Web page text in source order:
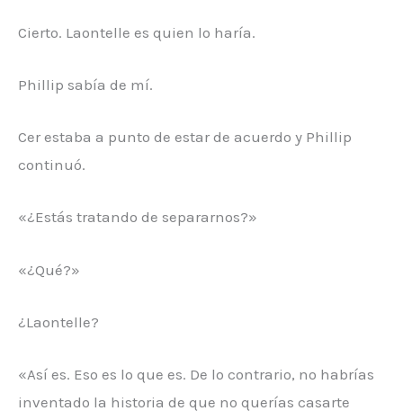
Cierto. Laontelle es quien lo haría.
Phillip sabía de mí.
Cer estaba a punto de estar de acuerdo y Phillip
continuó.
«¿Estás tratando de separarnos?»
«¿Qué?»
¿Laontelle?
«Así es. Eso es lo que es. De lo contrario, no habrías
inventado la historia de que no querías casarte